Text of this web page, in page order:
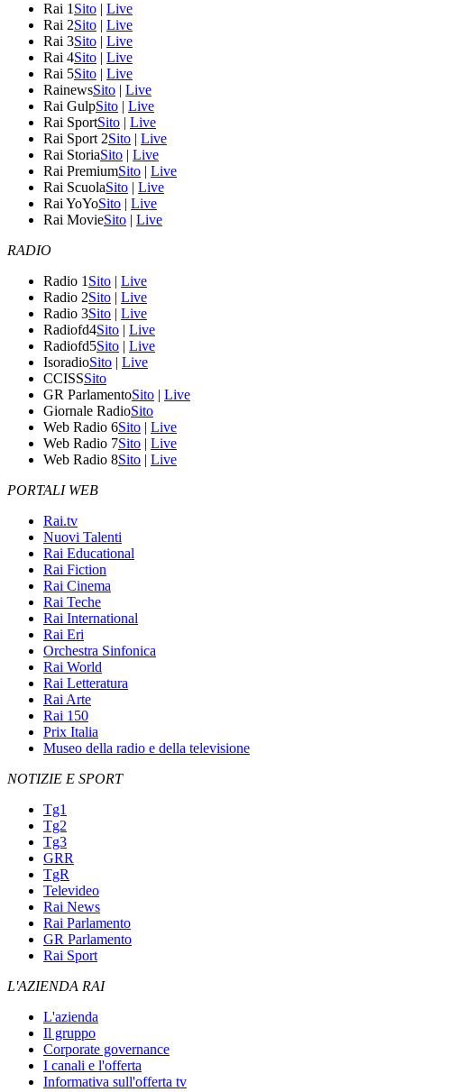
Rai 1 Sito | Live
Rai 2Sito | Live
Rai 3Sito | Live
Rai 4Sito | Live
Rai 5Sito | Live
RainewsSito | Live
Rai GulpSito | Live
Rai SportSito | Live
Rai Sport 2Sito | Live
Rai StoriaSito | Live
Rai PremiumSito | Live
Rai ScuolaSito | Live
Rai YoYoSito | Live
Rai MovieSito | Live
RADIO
Radio 1 Sito | Live
Radio 2Sito | Live
Radio 3Sito | Live
Radiofd4Sito | Live
Radiofd5Sito | Live
IsoradioSito | Live
CCISSSito
GR ParlamentoSito | Live
Giornale RadioSito
Web Radio 6Sito | Live
Web Radio 7Sito | Live
Web Radio 8Sito | Live
PORTALI WEB
Rai.tv
Nuovi Talenti
Rai Educational
Rai Fiction
Rai Cinema
Rai Teche
Rai International
Rai Eri
Orchestra Sinfonica
Rai World
Rai Letteratura
Rai Arte
Rai 150
Prix Italia
Museo della radio e della televisione
NOTIZIE E SPORT
Tg1
Tg2
Tg3
GRR
TgR
Televideo
Rai News
Rai Parlamento
GR Parlamento
Rai Sport
L'AZIENDA RAI
L'azienda
Il gruppo
Corporate governance
I canali e l'offerta
Informativa sull'offerta tv